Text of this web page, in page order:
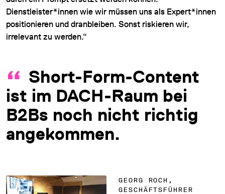
Dienstleister*innen wie wir müssen uns als Expert*innen
positionieren und dranbleiben. Sonst riskieren wir,
irrelevant zu werden.“
Short-Form-Content
ist im DACH-Raum bei
B2Bs noch nicht richtig
angekommen.
GEORG ROCH,
GESCHÄFTSFÜHRER